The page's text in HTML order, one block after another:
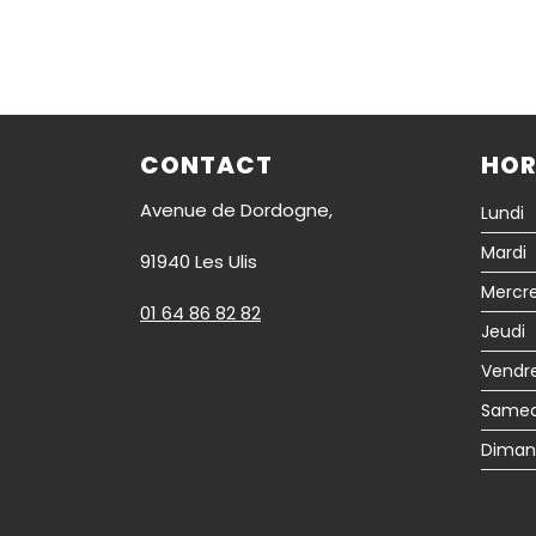
CONTACT
Avenue de Dordogne,
91940 Les Ulis
01 64 86 82 82
Lundi
Mardi
Jeudi